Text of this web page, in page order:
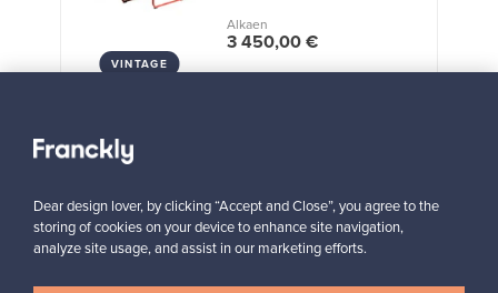
VINTAGE
Alkaen
3 450,00 €
Dear design lover, by clicking “Accept and Close”, you agree to the
storing of cookies on your device to enhance site navigation,
analyze site usage, and assist in our marketing efforts.